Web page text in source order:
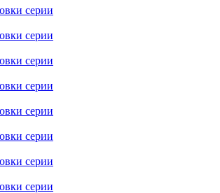
серии
серии
серии
серии
серии
серии
серии
серии